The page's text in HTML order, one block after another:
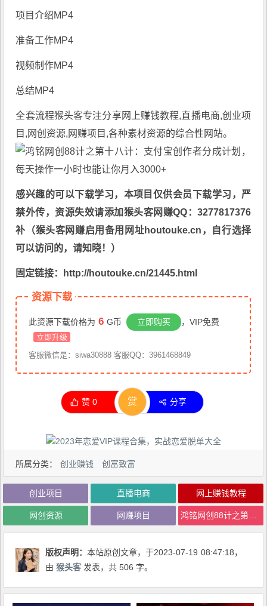
项目介绍MP4
准备工作MP4
视频制作MP4
总结MP4
全套流程猴头客专注分享网上赚钱教程,直播电商,创业项
目,网创资源, 网赚项目 ,各种素材资源的综合性网站。
感兴趣的可以下载学习，本项目仅供会员下载学习，严
禁外传，资源失效请添加猴头客网赚QQ：3277817376
补（猴头客网赚启用备用网址houtouke.cn，自行选择
可以访问的，请知晓！）
固定链接：http://houtouke.cn/21445.html
资源下载
此资源下载价格为 6 G币 立即购买 ，VIP免费
立即升级
客服微信是：siwa30888 客服QQ：3961468849
赞0 赏 分享
所属分类： 创业赚钱 创富致富
创业项目 直播电商 网上赚钱教程
网创资源 网赚项目 鸿铭网创88计之第十八计：支付宝创作者分成计划，每天操作一小时也能让你月入3000+
版权声明：本站原创文章，于2023-07-19 08:47:18，
由猴头客 发表，共 506 字。